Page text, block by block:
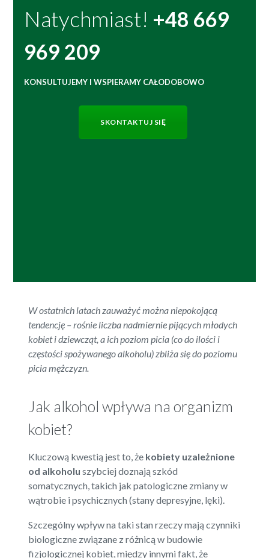
Natychmiast! +48 669
969 209
KONSULTUJEMY I WSPIERAMY CAŁODOBOWO
SKONTAKTUJ SIĘ
W ostatnich latach zauważyć można niepokojącą
tendencję – rośnie liczba nadmiernie pijących młodych
kobiet i dziewcząt, a ich poziom picia (co do ilości i
częstości spożywanego alkoholu) zbliża się do poziomu
picia mężczyzn.
Jak alkohol wpływa na organizm
kobiet?
Kluczową kwestią jest to, że kobiety uzależnione
od alkoholu szybciej doznają szkód
somatycznych, takich jak patologiczne zmiany w
wątrobie i psychicznych (stany depresyjne, lęki).
Szczególny wpływ na taki stan rzeczy mają czynniki
biologiczne związane z różnicą w budowie
fizjologicznej kobiet, między innymi fakt, że